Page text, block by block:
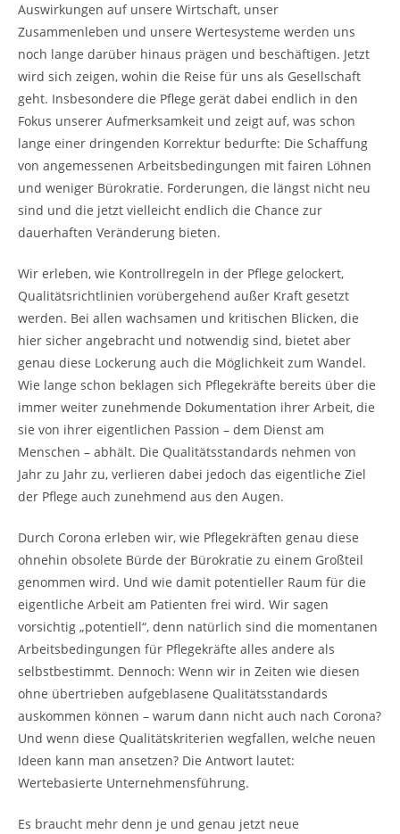
Auswirkungen auf unsere Wirtschaft, unser
Zusammenleben und unsere Wertesysteme werden uns
noch lange darüber hinaus prägen und beschäftigen. Jetzt
wird sich zeigen, wohin die Reise für uns als Gesellschaft
geht. Insbesondere die Pflege gerät dabei endlich in den
Fokus unserer Aufmerksamkeit und zeigt auf, was schon
lange einer dringenden Korrektur bedurfte: Die Schaffung
von angemessenen Arbeitsbedingungen mit fairen Löhnen
und weniger Bürokratie. Forderungen, die längst nicht neu
sind und die jetzt vielleicht endlich die Chance zur
dauerhaften Veränderung bieten.
Wir erleben, wie Kontrollregeln in der Pflege gelockert,
Qualitätsrichtlinien vorübergehend außer Kraft gesetzt
werden. Bei allen wachsamen und kritischen Blicken, die
hier sicher angebracht und notwendig sind, bietet aber
genau diese Lockerung auch die Möglichkeit zum Wandel.
Wie lange schon beklagen sich Pflegekräfte bereits über die
immer weiter zunehmende Dokumentation ihrer Arbeit, die
sie von ihrer eigentlichen Passion – dem Dienst am
Menschen – abhält. Die Qualitätsstandards nehmen von
Jahr zu Jahr zu, verlieren dabei jedoch das eigentliche Ziel
der Pflege auch zunehmend aus den Augen.
Durch Corona erleben wir, wie Pflegekräften genau diese
ohnehin obsolete Bürde der Bürokratie zu einem Großteil
genommen wird. Und wie damit potentieller Raum für die
eigentliche Arbeit am Patienten frei wird. Wir sagen
vorsichtig „potentiell“, denn natürlich sind die momentanen
Arbeitsbedingungen für Pflegekräfte alles andere als
selbstbestimmt. Dennoch: Wenn wir in Zeiten wie diesen
ohne übertrieben aufgeblasene Qualitätsstandards
auskommen können – warum dann nicht auch nach Corona?
Und wenn diese Qualitätskriterien wegfallen, welche neuen
Ideen kann man ansetzen? Die Antwort lautet:
Wertebasierte Unternehmensführung.
Es braucht mehr denn je und genau jetzt neue